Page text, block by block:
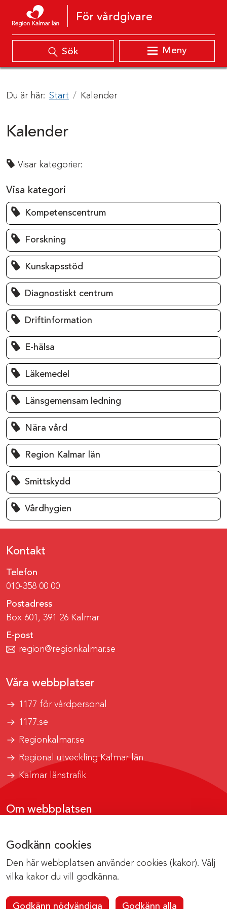
Godkänn cookies
Den här webbplatsen använder cookies (kakor). Välj
vilka kakor du vill godkänna.
Godkänn nödvändiga Godkänn alla
Hoppa till innehåll
För vårdgivare
Sök Meny
Du är här: Start Kalender
Kalender
Visar kategorier:
Visa kategori
Kompetenscentrum
Forskning
Kunskapsstöd
Diagnostiskt centrum
Driftinformation
E-hälsa
Läkemedel
Länsgemensam ledning
Nära vård
Region Kalmar län
Smittskydd
Vårdhygien
Kontakt
Telefon
010-358 00 00
Postadress
Box 601, 391 26 Kalmar
E-post
region@regionkalmar.se
Våra webbplatser
1177 för vårdpersonal
1177.se
Regionkalmar.se
Regional utveckling Kalmar län
Kalmar länstrafik
Om webbplatsen
Om cookies
Kontakta webbredaktionen